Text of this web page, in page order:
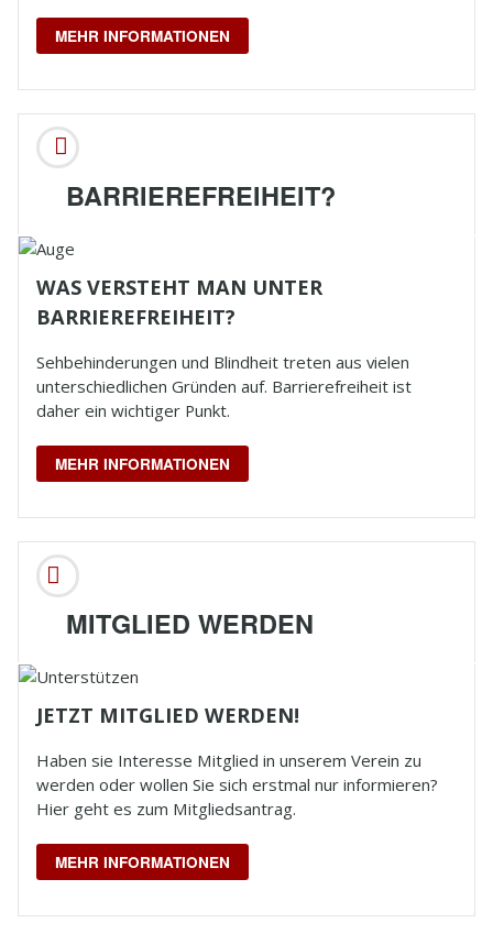
MEHR INFORMATIONEN
BARRIEREFREIHEIT?
WAS VERSTEHT MAN UNTER
BARRIEREFREIHEIT?
Sehbehinderungen und Blindheittreten aus vielen
unterschiedlichen Gründen auf. Barrierefreiheit ist
daher ein wichtiger Punkt.
MEHR INFORMATIONEN
MITGLIED WERDEN
JETZT MITGLIED WERDEN!
Haben sie Interesse Mitglied in unserem Verein zu
werden oder wollen Sie sich erstmal nur informieren?
Hier geht es zum Mitgliedsantrag.
MEHR INFORMATIONEN